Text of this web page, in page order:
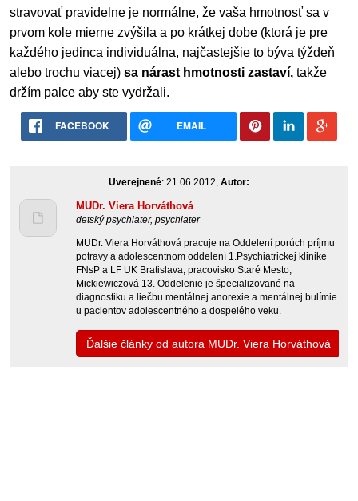
stravovať pravidelne je normálne, že vaša hmotnosť sa v
prvom kole mierne zvýšila a po krátkej dobe (ktorá je pre
každého jedinca individuálna, najčastejšie to býva týždeň
alebo trochu viacej) sa nárast hmotnosti zastaví, takže
držím palce aby ste vydržali.
FACEBOOK EMAIL
Uverejnené: 21.06.2012, Autor:
MUDr. Viera Horváthová
detský psychiater, psychiater
MUDr. Viera Horváthová pracuje na Oddelení porúch príjmu
potravy a adolescentnom oddelení 1.Psychiatrickej klinike
FNsP a LF UK Bratislava, pracovisko Staré Mesto,
Mickiewiczová 13. Oddelenie je špecializované na
diagnostiku a liečbu mentálnej anorexie a mentálnej bulímie
u pacientov adolescentného a dospelého veku.
Ďalšie články od autora MUDr. Viera Horváthová